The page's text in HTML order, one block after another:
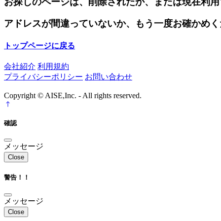
アドレスが間違っていないか、もう一度お確かめ
トップページに戻る
会社紹介 利用規約
プライバシーポリシー お問い合わせ
Copyright © AISE,Inc. - All rights reserved.
確認
メッセージ
Close
警告！！
メッセージ
Close